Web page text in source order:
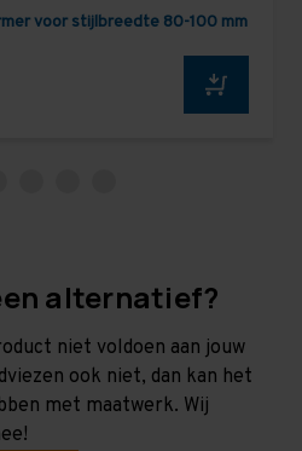
voor stijlbreedte 80-100 mm
alternatief?
niet voldoen aan jouw
ook niet, dan kan het
met maatwerk. Wij